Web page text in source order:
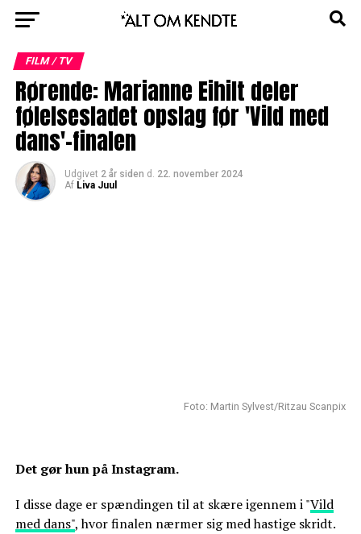
FILM / TV
Rørende: Marianne Eihilt deler
følelsesladet opslag før 'Vild med
dans'-finalen
Udgivet 2 år siden d. 22. november 2024
Af Liva Juul
Foto: Martin Sylvest/Ritzau Scanpix
Det gør hun på Instagram.
I disse dage er spændingen til at skære igennem i "Vild
med dans", hvor finalen nærmer sig med hastige skridt.